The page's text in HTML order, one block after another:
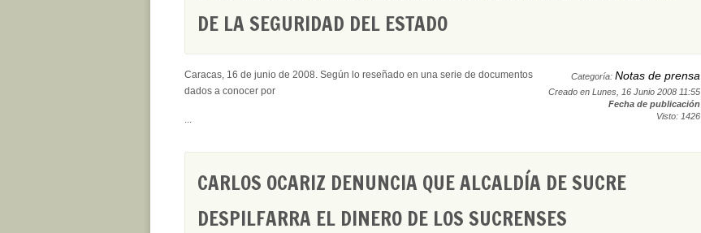
DE LA SEGURIDAD DEL ESTADO
Categoría: Notas de prensa
Creado en Lunes, 16 Junio 2008 11:55
Fecha de publicación
Visto: 1426
Caracas, 16 de junio de 2008. Según lo reseñado en una serie de documentos
dados a conocer por
...
CARLOS OCARIZ DENUNCIA QUE ALCALDÍA DE SUCRE
DESPILFARRA EL DINERO DE LOS SUCRENSES